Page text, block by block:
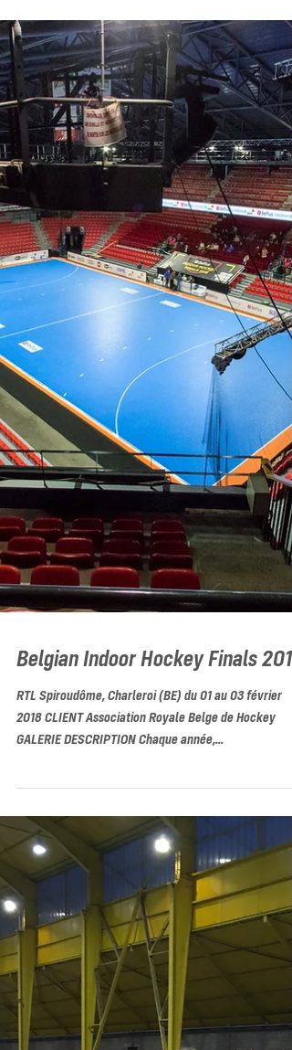
créateurs du flambant neuf complexe DU...
RTL Spiroudôme, Charleroi (BE) du 01 au 03 février
2018 CLIENT Association Royale Belge de Hockey
GALERIE DESCRIPTION Chaque année,...